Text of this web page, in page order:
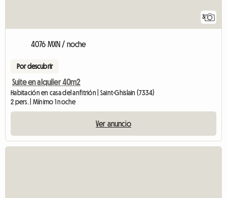
3
4076 MXN / noche
Por descubrir
Suite en alquiler 40m2
Habitación en casa del anfitrión | Saint-Ghislain (7334)
2 pers. | Mínimo 1 noche
Ver anuncio